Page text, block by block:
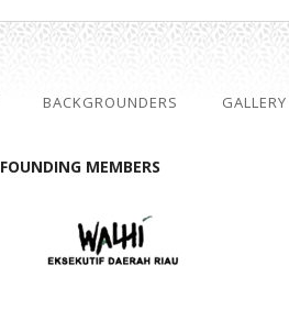
BACKGROUNDERS GALLERY
FOUNDING MEMBERS